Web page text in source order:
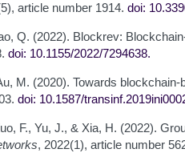
article number 1914. doi:
Q. (2022). Blockrev:
doi: 10.1155/2022/7294638.
M. (2020). Towards
doi: 10.1587/
F., Yu, J., & Xia, H. (2022).
, 2022(1), article number